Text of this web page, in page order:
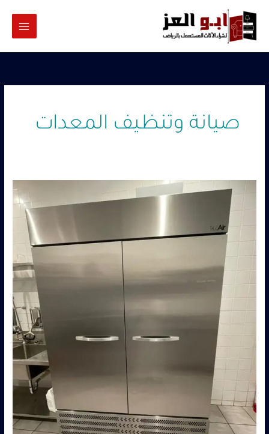
المحتوى
صيانة وتنظيف المعدات
شراء
مستلزمات
مستعملة
0560485279